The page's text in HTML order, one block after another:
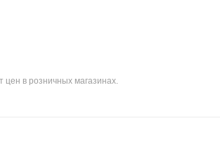
цен в розничных магазинах.